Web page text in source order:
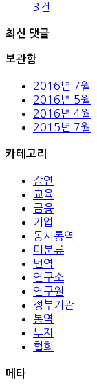
3건
최신 댓글
보관함
2016년 7월
2016년 5월
2016년 4월
2015년 7월
카테고리
강연
교육
금융
기업
동시통역
미분류
번역
연구소
연구원
정부기관
통역
투자
협회
메타